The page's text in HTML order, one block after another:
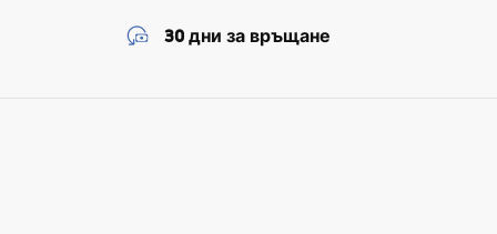
30 дни за връщане